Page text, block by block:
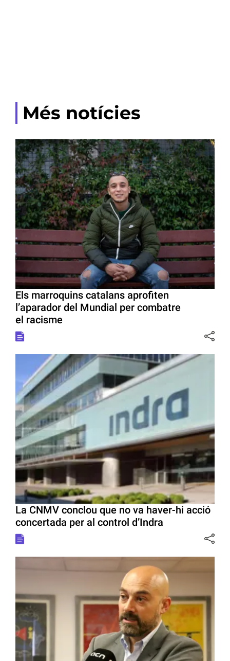
Més notícies
Els marroquins catalans aprofiten
l’aparador del Mundial per combatre
el racisme
La CNMV conclou que no va haver-hi acció
concertada per al control d’Indra